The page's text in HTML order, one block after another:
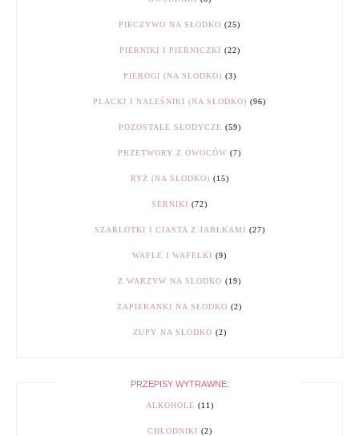
PIECZYWO NA SŁODKO (25)
PIERNIKI I PIERNICZKI (22)
PIEROGI (NA SŁODKO) (3)
PLACKI I NALEŚNIKI (NA SŁODKO) (96)
POZOSTAŁE SŁODYCZE (59)
PRZETWORY Z OWOCÓW (7)
RYŻ (NA SŁODKO) (15)
SERNIKI (72)
SZARLOTKI I CIASTA Z JABŁKAMI (27)
WAFLE I WAFELKI (9)
Z WARZYW NA SŁODKO (19)
ZAPIEKANKI NA SŁODKO (2)
ZUPY NA SŁODKO (2)
PRZEPISY WYTRAWNE:
ALKOHOLE (11)
CHŁODNIKI (2)